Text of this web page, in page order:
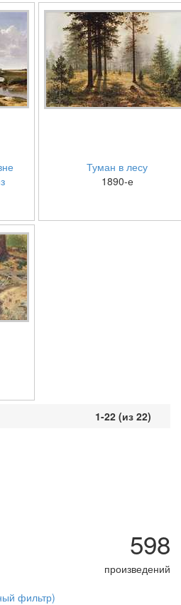
Туман в лесу
1890-е
1-22 (из 22)
598
произведений
фильтр)